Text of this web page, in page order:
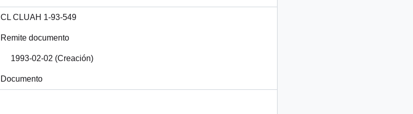
CL CLUAH 1-93-549
Remite documento
1993-02-02 (Creación)
Documento